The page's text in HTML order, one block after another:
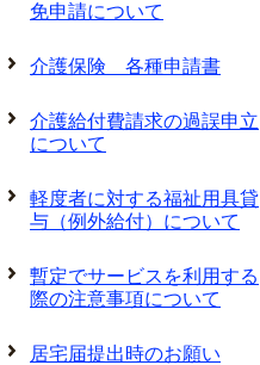
免申請について
介護保険 各種申請書
介護給付費請求の過誤申立
について
軽度者に対する福祉用具貸
与（例外給付）について
暫定でサービスを利用する
際の注意事項について
居宅届提出時のお願い